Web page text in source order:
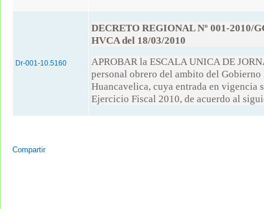
Dr-001-10.5160
DECRETO REGIONAL Nº 001-2010/
HVCA del 18/03/2010
APROBAR la ESCALA UNICA DE
personal obrero del ambito del Gobierno
Huancavelica, cuya entrada en vigencia
Ejercicio Fiscal 2010, de acuerdo al
Compartir